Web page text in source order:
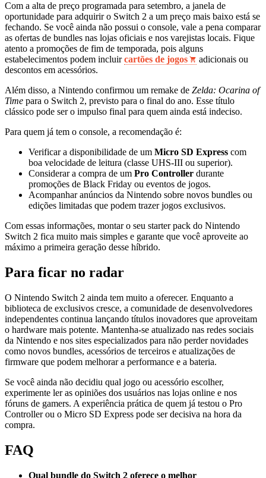
Com a alta de preço programada para setembro, a janela de
oportunidade para adquirir o Switch 2 a um preço mais baixo está se
fechando. Se você ainda não possui o console, vale a pena comparar
as ofertas de bundles nas lojas oficiais e nos varejistas locais. Fique
atento a promoções de fim de temporada, pois alguns
estabelecimentos podem incluircartões de jogos
adicionais ou
descontos em acessórios.
Além disso, a Nintendo confirmou um remake de Zelda: Ocarina of
Time para o Switch 2, previsto para o final do ano. Esse título
clássico pode ser o impulso final para quem ainda está indeciso.
Para quem já tem o console, a recomendação é:
Verificar a disponibilidade de um Micro SD Express com
boa velocidade de leitura (classe UHS‑III ou superior).
Considerar a compra de um Pro Controller durante
promoções de Black Friday ou eventos de jogos.
Acompanhar anúncios da Nintendo sobre novos bundles ou
edições limitadas que podem trazer jogos exclusivos.
Com essas informações, montar o seu starter pack do Nintendo
Switch 2 fica muito mais simples e garante que você aproveite ao
máximo a primeira geração desse híbrido.
Para ficar no radar
O Nintendo Switch 2 ainda tem muito a oferecer. Enquanto a
biblioteca de exclusivos cresce, a comunidade de desenvolvedores
independentes continua lançando títulos inovadores que aproveitam
o hardware mais potente. Mantenha-se atualizado nas redes sociais
da Nintendo e nos sites especializados para não perder novidades
como novos bundles, acessórios de terceiros e atualizações de
firmware que podem melhorar a performance e a bateria.
Se você ainda não decidiu qual jogo ou acessório escolher,
experimente ler as opiniões dos usuários nas lojas online e nos
fóruns de gamers. A experiência prática de quem já testou o Pro
Controller ou o Micro SD Express pode ser decisiva na hora da
compra.
FAQ
Qual bundle do Switch 2 oferece o melhor